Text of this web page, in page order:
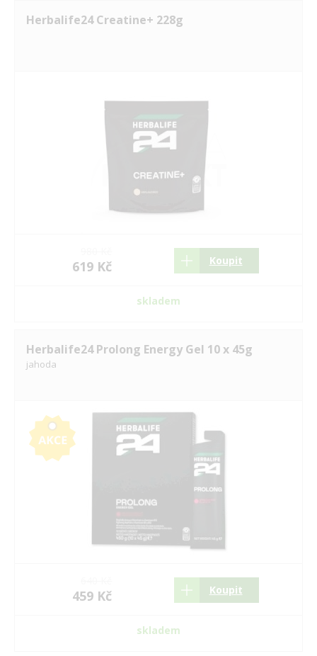
Herbalife24 Creatine+ 228g
619 Kč Koupit
skladem
Herbalife24 Prolong Energy Gel 10 x 45g
jahoda
459 Kč Koupit
skladem